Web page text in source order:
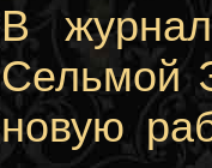
В
Сельмой
новую